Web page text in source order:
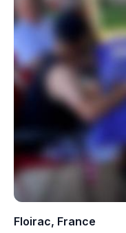
Floirac, France